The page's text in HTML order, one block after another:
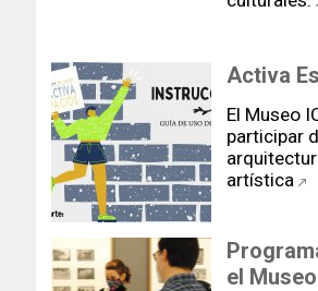
Activa
El Museo
participar
artística
el